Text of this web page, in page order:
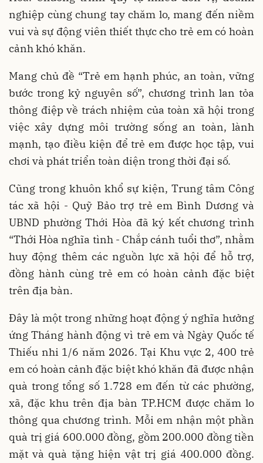
nghiệp cùng chung tay chăm lo, mang đến niềm
vui và sự động viên thiết thực cho trẻ em có hoàn
cảnh khó khăn.
Mang chủ đề “Trẻ em hạnh phúc, an toàn, vững
bước trong kỷ nguyên số”, chương trình lan tỏa
thông điệp về trách nhiệm của toàn xã hội trong
việc xây dựng môi trường sống an toàn, lành
mạnh, tạo điều kiện để trẻ em được học tập, vui
chơi và phát triển toàn diện trong thời đại số.
Cũng trong khuôn khổ sự kiện, Trung tâm Công
tác xã hội - Quỹ Bảo trợ trẻ em Bình Dương và
UBND phường Thới Hòa đã ký kết chương trình
“Thới Hòa nghĩa tình - Chắp cánh tuổi thơ”, nhằm
huy động thêm các nguồn lực xã hội để hỗ trợ,
đồng hành cùng trẻ em có hoàn cảnh đặc biệt
trên địa bàn.
Đây là một trong những hoạt động ý nghĩa hưởng
ứng Tháng hành động vì trẻ em và Ngày Quốc tế
Thiếu nhi 1/6 năm 2026. Tại Khu vực 2, 400 trẻ
em có hoàn cảnh đặc biệt khó khăn đã được nhận
quà trong tổng số 1.728 em đến từ các phường,
xã, đặc khu trên địa bàn TP.HCM được chăm lo
thông qua chương trình. Mỗi em nhận một phần
quà trị giá 600.000 đồng, gồm 200.000 đồng tiền
mặt và quà tặng hiện vật trị giá 400.000 đồng.